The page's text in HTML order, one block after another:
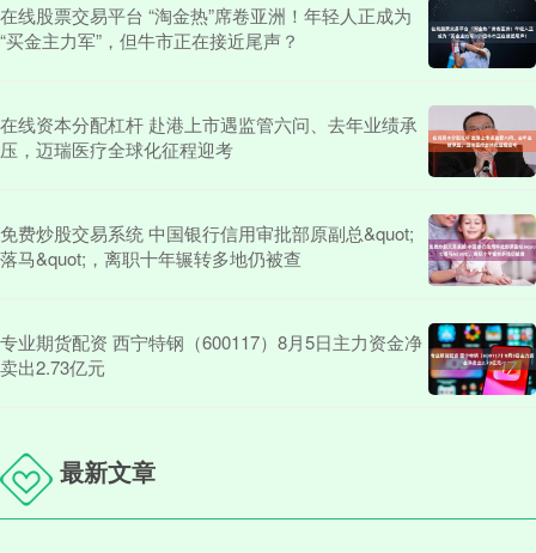
在线股票交易平台 “淘金热”席卷亚洲！年轻人正成为
“买金主力军”，但牛市正在接近尾声？
在线资本分配杠杆 赴港上市遇监管六问、去年业绩承
压，迈瑞医疗全球化征程迎考
免费炒股交易系统 中国银行信用审批部原副总&quot;
落马&quot;，离职十年辗转多地仍被查
专业期货配资 西宁特钢（600117）8月5日主力资金净
卖出2.73亿元
最新文章